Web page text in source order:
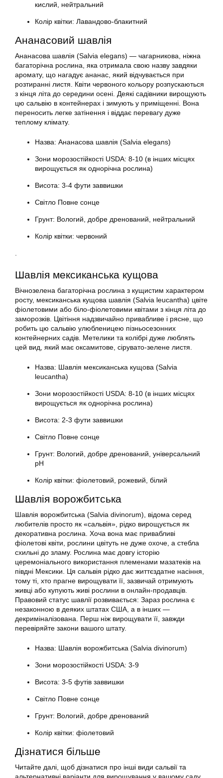
кислий, нейтральний
Колір квітки: Лавандово-блакитний
Ананасовий шавлія
Ананасова шавлія (Salvia elegans) — чагарникова, ніжна
багаторічна рослина, яка отримала свою назву завдяки
аромату, що нагадує ананас, який відчувається при
розтиранні листя. Квіти червоного кольору розпускаються
з кінця літа до середини осені. Деякі садівники вирощують
цю сальвію в контейнерах і зимують у приміщенні. Вона
переносить легке затінення і віддає перевагу дуже
теплому клімату.
Назва: Ананасова шавлія (Salvia elegans)
Зони морозостійкості USDA: 8-10 (в інших місцях
вирощується як однорічна рослина)
Висота: 3-4 фути заввишки
Світло Повне сонце
Грунт: Вологий, добре дренований, нейтральний
Колір квітки: червоний
.
Шавлія мексиканська кущова
Вічнозелена багаторічна рослина з кущистим характером
росту, мексиканська кущова шавлія (Salvia leucantha) цвіте
фіолетовими або біло-фіолетовими квітами з кінця літа до
заморозків. Цвітіння надзвичайно привабливе і рясне, що
робить цю сальвію улюбленицею пізньосезонних
контейнерних садів. Метелики та колібрі дуже люблять
цей вид, який має оксамитове, сірувато-зелене листя.
Назва: Шавлія мексиканська кущова (Salvia
leucantha)
Зони морозостійкості USDA: 8-10 (в інших місцях
вирощується як однорічна рослина)
Висота: 2-3 фути заввишки
Світло Повне сонце
Грунт: Вологий, добре дренований, універсальний
рН
Колір квітки: фіолетовий, рожевий, білий
Шавлія ворожбитська
Шавлія ворожбитська (Salvia divinorum), відома серед
любителів просто як «сальвія», рідко вирощується як
декоративна рослина. Хоча вона має привабливі
фіолетові квіти, рослини цвітуть не дуже охоче, а стебла
схильні до зламу. Рослина має довгу історію
церемоніального використання племенами мазатеків на
півдні Мексики. Ця сальвія рідко дає життєздатне насіння,
тому ті, хто прагне вирощувати її, зазвичай отримують
живці або купують живі рослини в онлайн-продавців.
Правовий статус шавлії розвивається: Зараз рослина є
незаконною в деяких штатах США, а в інших —
декриміналізована. Перш ніж вирощувати її, завжди
перевіряйте закони вашого штату.
Назва: Шавлія ворожбитська (Salvia divinorum)
Зони морозостійкості USDA: 3-9
Висота: 3-5 футів заввишки
Світло Повне сонце
Грунт: Вологий, добре дренований
Колір квітки: фіолетовий
Дізнатися більше
Читайте далі, щоб дізнатися про інші види сальвії та